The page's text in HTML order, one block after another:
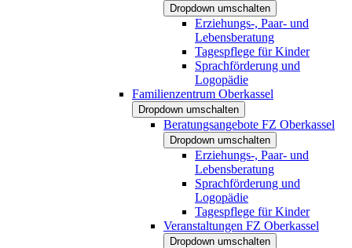
Dropdown umschalten
Erziehungs-, Paar- und
Lebensberatung
Tagespflege für Kinder
Sprachförderung und
Logopädie
Familienzentrum Oberkassel
Dropdown umschalten
Beratungsangebote FZ Oberkassel
Dropdown umschalten
Erziehungs-, Paar- und
Lebensberatung
Sprachförderung und
Logopädie
Tagespflege für Kinder
Veranstaltungen FZ Oberkassel
Dropdown umschalten